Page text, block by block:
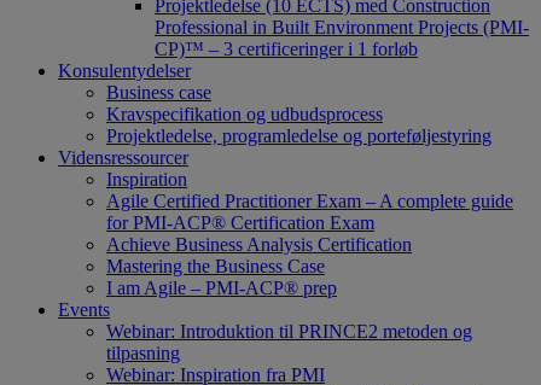
Projektledelse (10 ECTS) med Construction
Professional in Built Environment Projects (PMI-
CP)™ – 3 certificeringer i 1 forløb
Konsulentydelser
Business case
Kravspecifikation og udbudsprocess
Projektledelse, programledelse og porteføljestyring
Vidensressourcer
Inspiration
Agile Certified Practitioner Exam – A complete guide
for PMI-ACP® Certification Exam
Achieve Business Analysis Certification
Mastering the Business Case
I am Agile – PMI-ACP® prep
Events
Webinar: Introduktion til PRINCE2 metoden og
tilpasning
Webinar: Inspiration fra PMI